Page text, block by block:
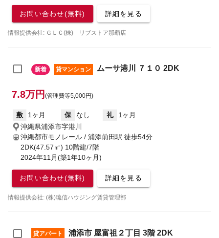
お問い合わせ(無料) 詳細を見る
情報提供会社: ＧＬＣ(株) リブストア那覇店
新着 貸マンション ムーサ港川 ７１０ 2DK
7.8万円 (管理費等5,000円)
敷 1ヶ月 保 なし 礼
1ヶ月
沖縄県浦添市字港川
沖縄都市モノレール / 浦添前田駅 徒歩54分
2DK(47.57㎡) 10階建/7階
2024年11月(築1年10ヶ月)
お問い合わせ(無料) 詳細を見る
情報提供会社: (株)琉信ハウジング賃貸管理部
貸アパート 浦添市 屋富祖２丁目 3階 2DK